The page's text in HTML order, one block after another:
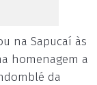
na Sapucaí às
homenagem a
da